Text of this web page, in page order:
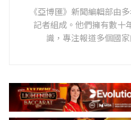
《亞博匯》新聞編輯部由
記者組成。他們擁有數十
識，專注報道多個國